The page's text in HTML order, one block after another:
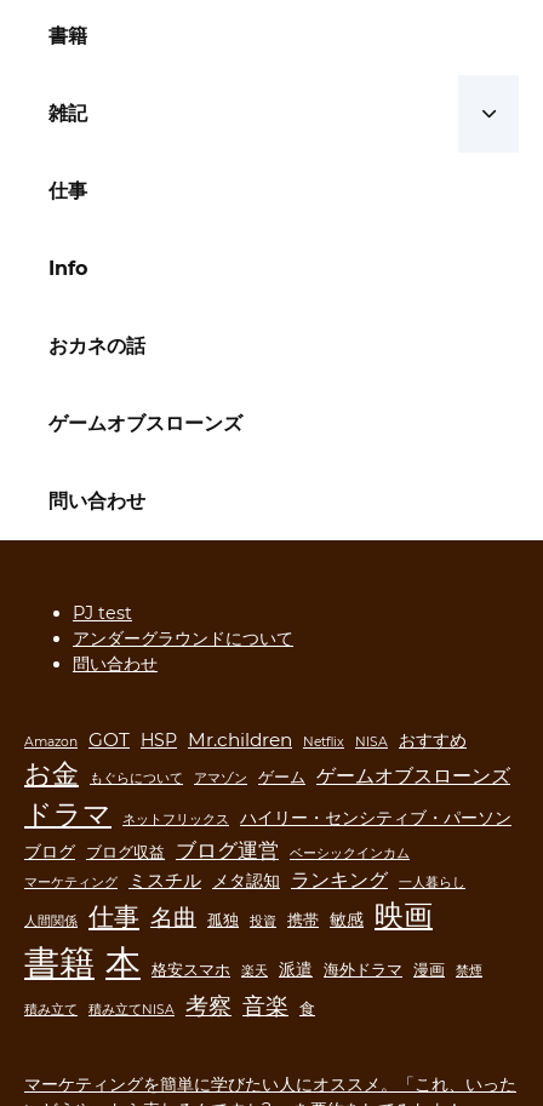
書籍
雑記
仕事
Info
おカネの話
ゲームオブスローンズ
問い合わせ
PJ test
アンダーグラウンドについて
問い合わせ
Amazon GOT HSP Mr.children Netflix NISA おすすめ
お金 もぐらについて アマゾン ゲーム ゲームオブスローンズ
ドラマ ネットフリックス
ハイリー・センシティブ・パーソン
ブログ
ブログ収益 ブログ運営
ベーシックインカム
マーケティング
ミスチル メタ認知 ランキング 一人暮らし
人間関係 仕事 名曲 孤独 投資 携帯 敏感 映画
書籍 本 格安スマホ 楽天 派遣 海外ドラマ 漫画 禁煙
積み立て 積み立てNISA 考察 音楽 食
マーケティングを簡単に学びたい人にオススメ。「これ、いった